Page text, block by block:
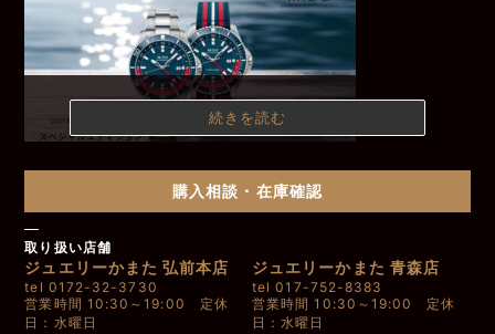
続きを読む
［ケース素材］ステンレススチール+セラミックベゼル
［ケース厚さ］13.4mm
［ベルト］ステンレススチール+ナイロン
［パワーリザーブ］最大80時間
［防 水］20気圧
［サイズ］44
購入相談・在庫確認
取り扱い店舗
ジュエリーかまた 弘前本店
tel 0172-32-3730
営業時間 10:30～19:00 定休
日：水曜日
ジュエリーかまた 青森店
tel 017-752-8383
営業時間 10:30～19:00 定休
日：水曜日